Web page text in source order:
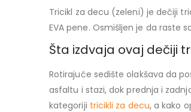
Tricikl za decu (zeleni) je dečiji
EVA pene. Osmišljen je da
Šta izdvaja ovaj dečiji
Rotirajuće sedište olakšava da
asfaltu i stazi, dok prednja i
kategoriji tricikli za decu, a kako